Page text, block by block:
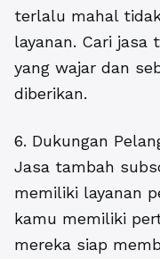
terlalu mahal
layanan. Cari jasa
yang wajar dan
diberikan.
6. Dukungan
Jasa tambah
memiliki layanan
kamu memiliki
mereka siap